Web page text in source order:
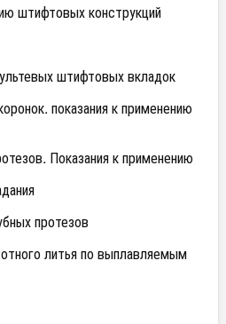
штифтовых конструкций
штифтовых вкладок
показания к применению
Показания к применению
протезов
литья по выплавляемым